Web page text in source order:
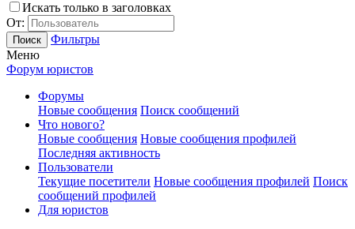
Искать только в заголовках
От:
Поиск
Фильтры
Меню
Форум юристов
Форумы
Новые сообщения Поиск сообщений
Что нового?
Новые сообщения Новые сообщения профилей
Последняя активность
Пользователи
Текущие посетители Новые сообщения профилей Поиск
сообщений профилей
Для юристов